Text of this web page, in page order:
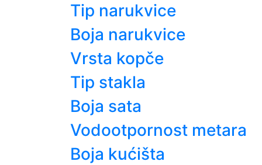
Tip narukvice
Boja narukvice
Vrsta kopče
Tip stakla
Boja sata
Vodootpornost metara
Boja kućišta